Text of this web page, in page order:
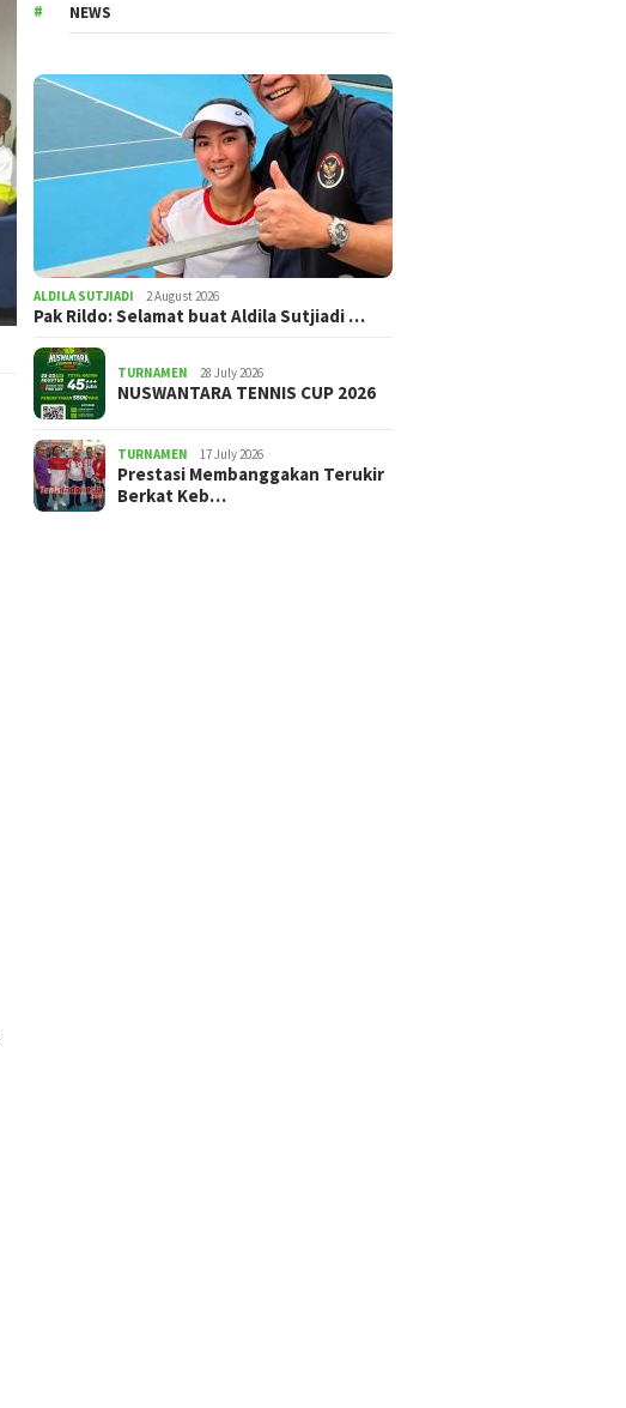
NEWS
ALDILA SUTJIADI 2 August 2026
Pak Rildo: Selamat buat Aldila Sutjiadi …
TURNAMEN 28 July 2026
NUSWANTARA TENNIS CUP 2026
TURNAMEN 17 July 2026
Prestasi Membanggakan Terukir
Berkat Keb…